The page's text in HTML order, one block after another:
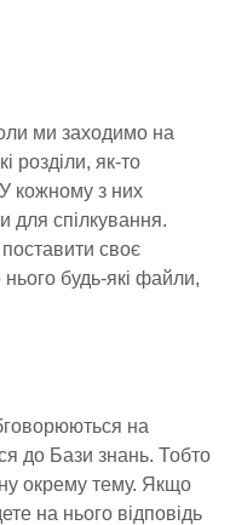
ми заходимо на
розділи, як-то
кожному з них
для спілкування.
своє
будь-які файли,
на
до Бази знань. Тобто
окрему тему. Якщо
на нього відповідь